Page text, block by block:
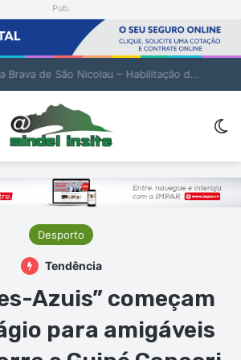
Pub.
Desporto
Tendência
Azuis” começam
para amigáveis